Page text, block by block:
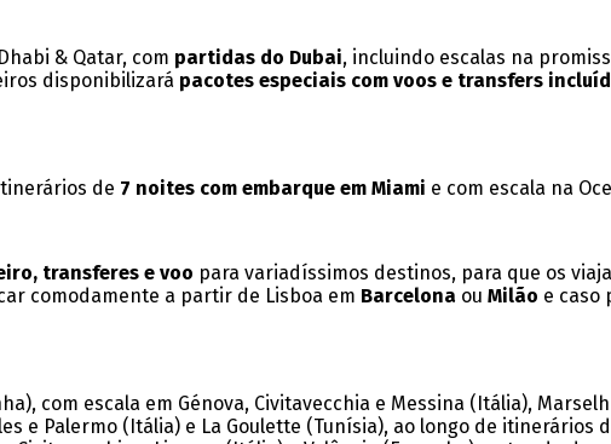
& Qatar, com partidas do Dubai, incluindo escalas na
disponibilizará pacotes especiais com voos e transfers
de 7 noites com embarque em Miami e com escala na
transferes e voo para variadíssimos destinos, para que os
comodamente a partir de Lisboa em Barcelona ou Milão e caso
com escala em Génova, Civitavecchia e Messina (Itália),
e Palermo (Itália) e La Goulette (Tunísia), ao longo de itinerários